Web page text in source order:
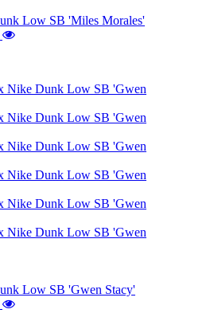
Low SB 'Miles Morales'
Low SB 'Gwen Stacy'